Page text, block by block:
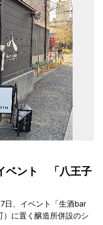
ベント 「八王子
日、イベント「生酒bar
に置く醸造所併設のシ